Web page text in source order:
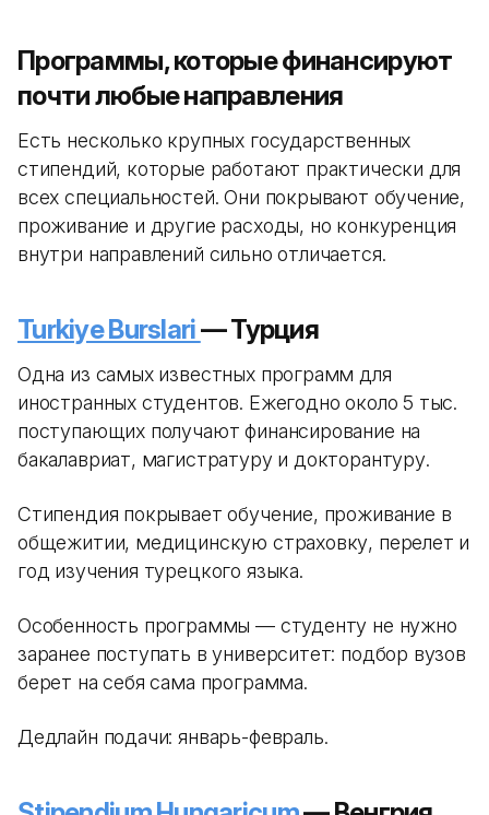
Программы, которые финансируют
почти любые направления
Есть несколько крупных государственных
стипендий, которые работают практически для
всех специальностей. Они покрывают обучение,
проживание и другие расходы, но конкуренция
внутри направлений сильно отличается.
Turkiye Burslari— Турция
Одна из самых известных программ для
иностранных студентов. Ежегодно около 5 тыс.
поступающих получают финансирование на
бакалавриат, магистратуру и докторантуру.
Стипендия покрывает обучение, проживание в
общежитии, медицинскую страховку, перелет и
год изучения турецкого языка.
Особенность программы — студенту не нужно
заранее поступать в университет: подбор вузов
берет на себя сама программа.
Дедлайн подачи: январь-февраль.